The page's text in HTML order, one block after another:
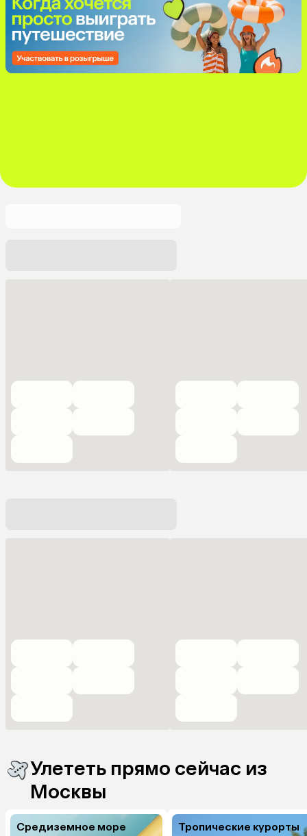
Улететь прямо сейчас из
Москвы
Средиземное море Тропические курорты